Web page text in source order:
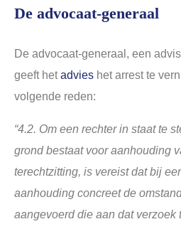
De advocaat-generaal
De advocaat-generaal, een
geeft hetadvies het arrest te
volgende reden:
“4.2. Om een rechter in staat te
grond bestaat voor aanhouding
terechtzitting, is vereist dat bij
aanhouding concreet de
aangevoerd die aan dat verzoek